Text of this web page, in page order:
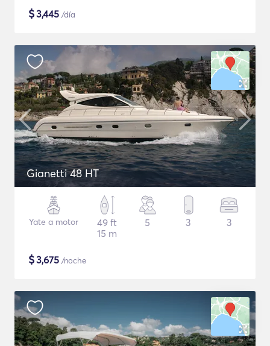
$3,445 /día
Gianetti 48 HT
Yate a motor
49 ft
15 m
5 3 3
$3,675 /noche